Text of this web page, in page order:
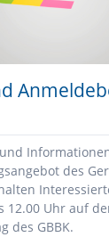
des
12.00 Uhr auf
des GBBK.